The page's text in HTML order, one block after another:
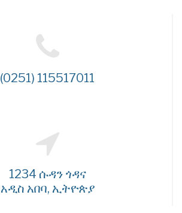
(0251) 115517011
1234 ሱዳን ጎዳና
አዲስ አበባ, ኢትዮጵያ